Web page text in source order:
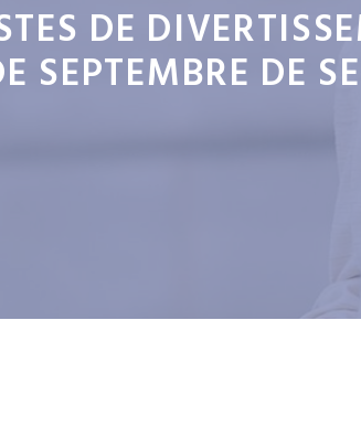
DE
SEPTEMBRE DE